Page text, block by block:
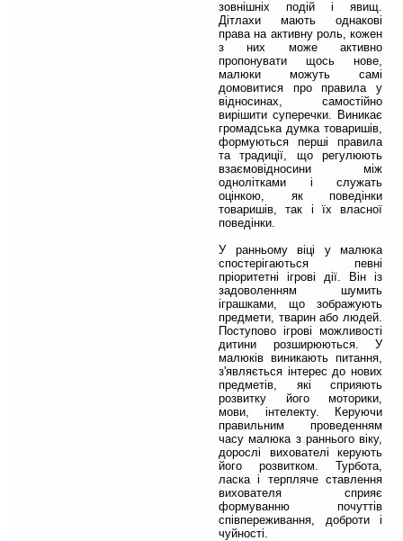
зовнішніх подій і явищ.
Дітлахи мають однакові
права на активну роль, кожен
з них може активно
пропонувати щось нове,
малюки можуть самі
домовитися про правила у
відносинах, самостійно
вирішити суперечки. Виникає
громадська думка товаришів,
формуються перші правила
та традиції, що регулюють
взаємовідносини між
однолітками і служать
оцінкою, як поведінки
товаришів, так і їх власної
поведінки.
У ранньому віці у малюка
спостерігаються певні
пріоритетні ігрові дії. Він із
задоволенням шумить
іграшками, що зображують
предмети, тварин або людей.
Поступово ігрові можливості
дитини розширюються. У
малюків виникають питання,
з'являється інтерес до нових
предметів, які сприяють
розвитку його моторики,
мови, інтелекту. Керуючи
правильним проведенням
часу малюка з раннього віку,
дорослі вихователі керують
його розвитком. Турбота,
ласка і терпляче ставлення
вихователя сприяє
формуванню почуттів
співпереживання, доброти і
чуйності.